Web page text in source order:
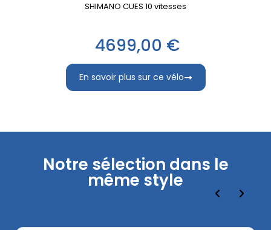
SHIMANO CUES 10 vitesses
4699,00 €
En savoir plus sur ce vélo
Notre sélection dans le
même style